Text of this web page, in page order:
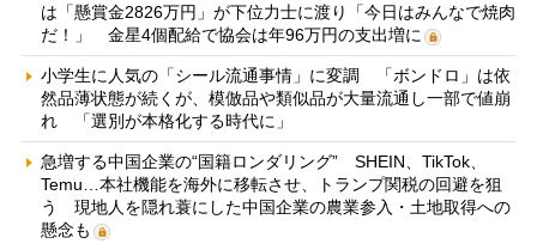
は「懸賞金2826万円」が下位力士に渡り「今日はみんなで焼肉
だ！」 金星4個配給で協会は年96万円の支出増に
小学生に人気の「シール流通事情」に変調 「ボンドロ」は依
然品薄状態が続くが、模倣品や類似品が大量流通し一部で値崩
れ 「選別が本格化する時代に」
急増する中国企業の“国籍ロンダリング” SHEIN、TikTok、
Temu…本社機能を海外に移転させ、トランプ関税の回避を狙
う 現地人を隠れ蓑にした中国企業の農業参入・土地取得への
懸念も